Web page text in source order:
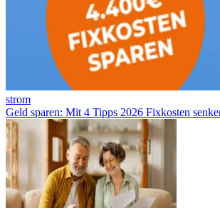
strom
Geld sparen: Mit 4 Tipps 2026 Fixkosten